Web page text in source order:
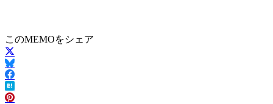
このMEMOをシェア